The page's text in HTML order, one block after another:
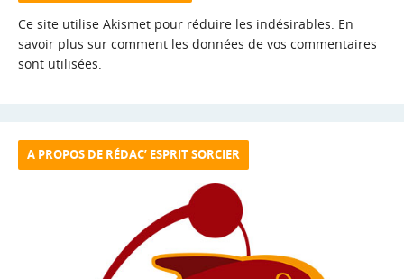
Ce site utilise Akismet pour réduire les indésirables. En
savoir plus sur comment les données de vos commentaires
sont utilisées.
A PROPOS DE RÉDAC’ ESPRIT SORCIER